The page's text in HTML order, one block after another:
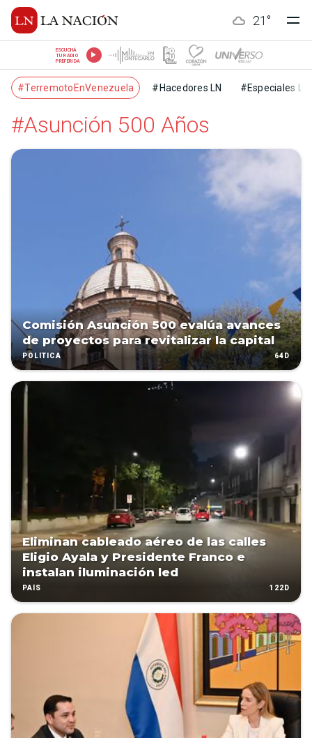
21 °
ESCUCHÁ
TU RADIO
PREFERIDA
#TerremotoEnVenezuela #Hacedores LN #Especiales LN
#Asunción 500 Años
Comisión Asunción 500 evalúa avances
de proyectos para revitalizar la capital
POLÍTICA 64D
Eliminan cableado aéreo de las calles
Eligio Ayala y Presidente Franco e
instalan iluminación led
PAÍS 122D